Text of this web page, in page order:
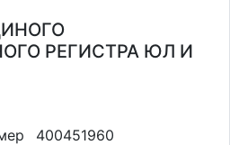
РЕГИСТРА ЮЛ И
400451960